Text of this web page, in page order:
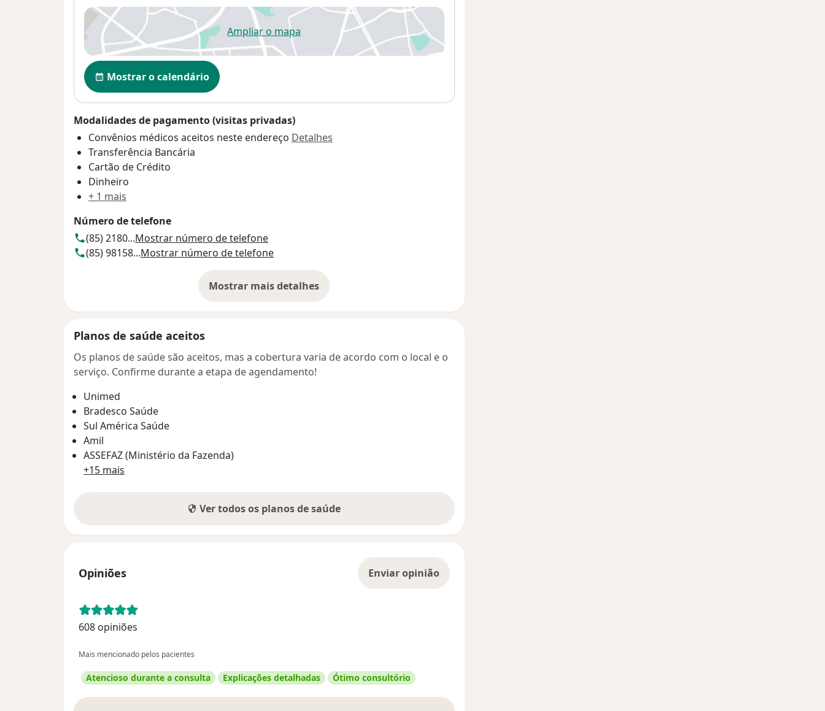
Ampliar o mapaabre num novo separador
Disponibilidade
Mostrar o calendário
Modalidades de pagamento (visitas privadas)
Convênios médicos aceitos neste endereço Detalhes
Transferência Bancária
Cartão de Crédito
Dinheiro
+ 1 mais
Número de telefone
(85) 2180...Mostrar número de telefone
(85) 98158...Mostrar número de telefone
Mostrar mais detalhes
sobre o endereço
Planos de saúde aceitos
Os planos de saúde são aceitos, mas a cobertura varia de acordo com o local e o
serviço. Confirme durante a etapa de agendamento!
Unimed
Bradesco Saúde
Sul América Saúde
Amil
ASSEFAZ (Ministério da Fazenda)
+15 mais
Ver todos os planos de saúde
Opiniões Enviar opinião
608 opiniões
Mais mencionado pelos pacientes
Atencioso durante a consulta Explicações detalhadas Ótimo consultório